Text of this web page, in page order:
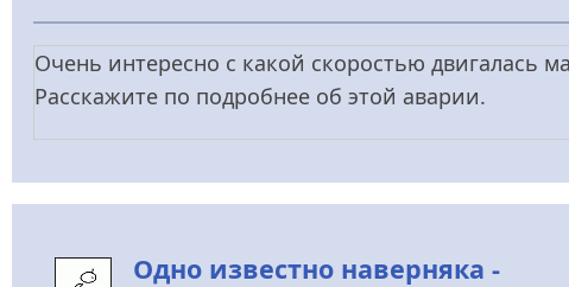
Очень интересно с какой скоростью двигалась
Расскажите по подробнее об этой аварии.
Одно известно наверняка -